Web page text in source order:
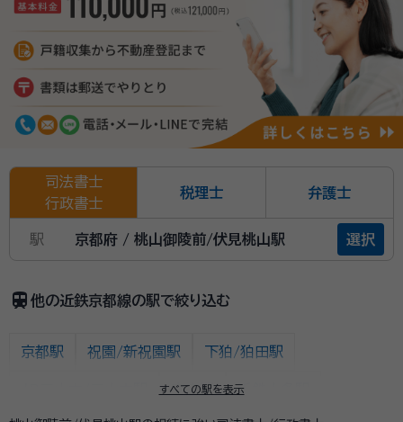
司法書士
行政書士
税理士 弁護士
駅 京都府 / 桃山御陵前/伏見桃山駅 選択
train 他の近鉄京都線の駅で絞り込む
すべての駅を表示
京都駅 祝園/新祝園駅 下狛/狛田駅
東寺駅 近鉄十条駅